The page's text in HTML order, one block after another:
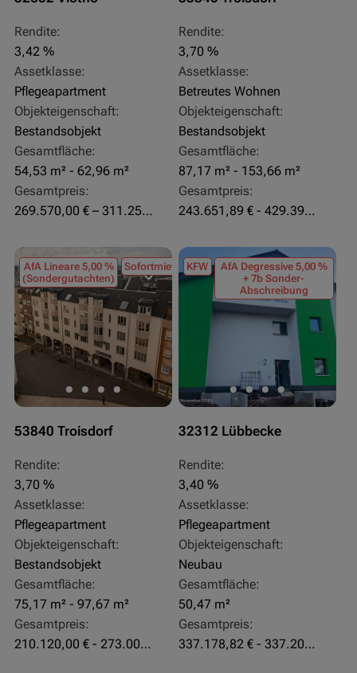
Rendite:
3,42 %
Assetklasse:
Pflegeapartment
Objekteigenschaft:
Bestandsobjekt
Gesamtfläche:
54,53 m² - 62,96 m²
Gesamtpreis:
269.570,00 € – 311.250,00 €
Rendite:
3,70 %
Assetklasse:
Betreutes Wohnen
Objekteigenschaft:
Bestandsobjekt
Gesamtfläche:
87,17 m² - 153,66 m²
Gesamtpreis:
243.651,89 € - 429.392,43 €
AfA Lineare 5,00 %
(Sondergutachten)
Sofortmiete
53840 Troisdorf
Rendite:
3,70 %
Assetklasse:
Pflegeapartment
Objekteigenschaft:
Bestandsobjekt
Gesamtfläche:
75,17 m² - 97,67 m²
Gesamtpreis:
210.120,00 € - 273.003,24 €
KFW
AfA Degressive 5,00 %
+ 7b Sonder-
Abschreibung
32312 Lübbecke
Rendite:
3,40 %
Assetklasse:
Pflegeapartment
Objekteigenschaft:
Neubau
Gesamtfläche:
50,47 m²
Gesamtpreis:
337.178,82 € - 337.207,06 €